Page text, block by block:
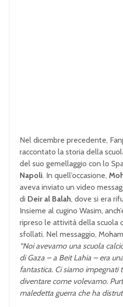
Nel dicembre precedente,
raccontato la storia della
del suo gemellaggio con lo
Napoli. In quell’occasione,
aveva inviato un video
di Deir al Balah, dove si era
Insieme al cugino Wasim,
ripreso le attività della scuola
sfollati. Nel messaggio,
“Noi avevamo una scuola
di Gaza – a Beit Lahia – era
fantastica. Ci siamo impegnati
diventare come volevamo.
maledetta guerra che ha